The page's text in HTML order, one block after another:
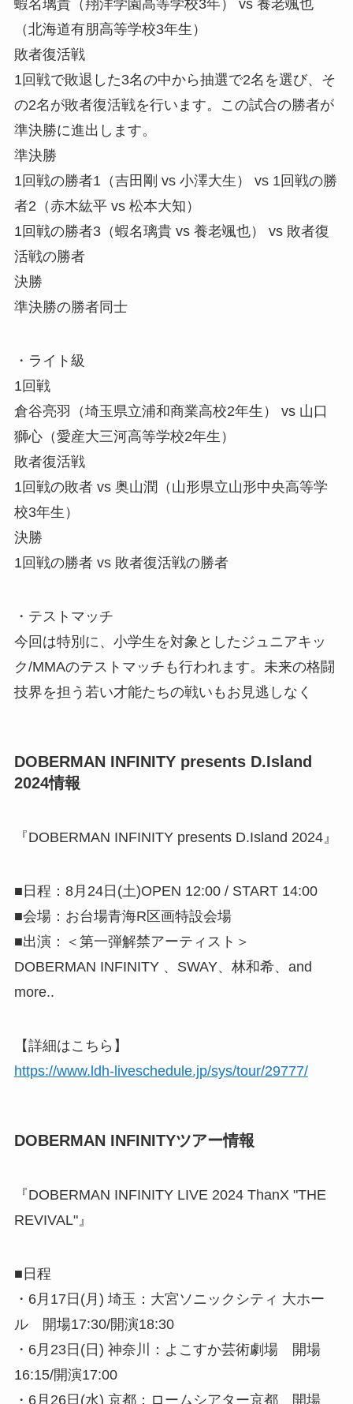
蝦名璃貴（翔洋学園高等学校3年） vs 養老颯也
（北海道有朋高等学校3年生）
敗者復活戦
1回戦で敗退した3名の中から抽選で2名を選び、そ
の2名が敗者復活戦を行います。この試合の勝者が
準決勝に進出します。
準決勝
1回戦の勝者1（吉田剛 vs 小澤大生） vs 1回戦の勝
者2（赤木紘平 vs 松本大知）
1回戦の勝者3（蝦名璃貴 vs 養老颯也） vs 敗者復
活戦の勝者
決勝
準決勝の勝者同士
・ライト級
1回戦
倉谷亮羽（埼玉県立浦和商業高校2年生） vs 山口
獅心（愛産大三河高等学校2年生）
敗者復活戦
1回戦の敗者 vs 奥山潤（山形県立山形中央高等学
校3年生）
決勝
1回戦の勝者 vs 敗者復活戦の勝者
・テストマッチ
今回は特別に、小学生を対象としたジュニアキッ
ク/MMAのテストマッチも行われます。未来の格闘
技界を担う若い才能たちの戦いもお見逃しなく
DOBERMAN INFINITY presents D.Island
2024情報
『DOBERMAN INFINITY presents D.Island 2024』
■日程：8月24日(土)OPEN 12:00 / START 14:00
■会場：お台場青海R区画特設会場
■出演：＜第一弾解禁アーティスト＞
DOBERMAN INFINITY 、SWAY、林和希、and
more..
【詳細はこちら】
https://www.ldh-liveschedule.jp/sys/tour/29777/
DOBERMAN INFINITYツアー情報
『DOBERMAN INFINITY LIVE 2024 ThanX "THE
REVIVAL"』
■日程
・6月17日(月) 埼玉：大宮ソニックシティ 大ホー
ル 開場17:30/開演18:30
・6月23日(日) 神奈川：よこすか芸術劇場 開場
16:15/開演17:00
・6月26日(水) 京都：ロームシアター京都 開場